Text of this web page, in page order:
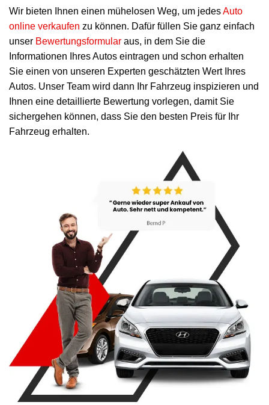
Wir bieten Ihnen einen mühelosen Weg, um jedesAuto
online verkaufen zu können. Dafür füllen Sie ganz einfach
unser Bewertungsformular aus, in dem Sie die
Informationen Ihres Autos eintragen und schon erhalten
Sie einen von unseren Experten geschätzten Wert Ihres
Autos. Unser Team wird dann Ihr Fahrzeug inspizieren und
Ihnen eine detaillierte Bewertung vorlegen, damit Sie
sichergehen können, dass Sie den besten Preis für Ihr
Fahrzeug erhalten.